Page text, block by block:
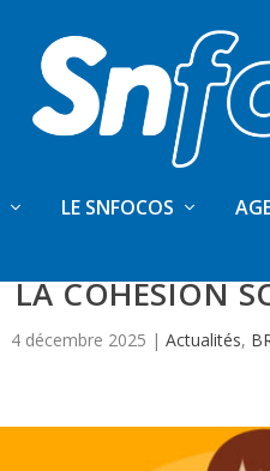
LE SNFOCOS
LA COHÉSION
4 décembre 2025 | Actualités,